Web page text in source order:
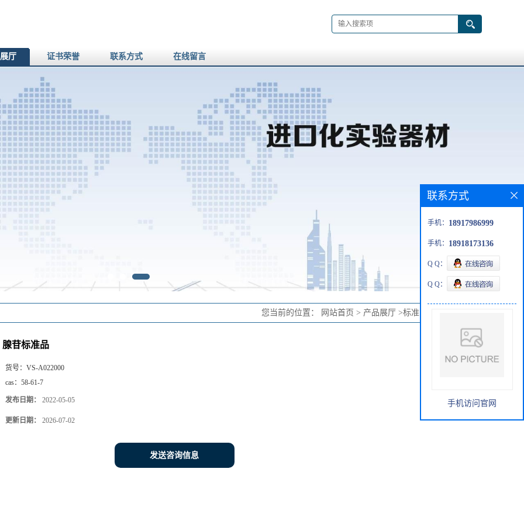
厅 证书荣誉 联系方式 在线留言
您当前的位置： 网站首页 > 产品展厅 >标准品
腺苷标准品
货号： VS-A022000
cas： 58-61-7
发布日期： 2022-05-05
更新日期： 2026-07-02
发送咨询信息
联系方式
手机： 18917986999
手机： 18918173136
Q Q：
Q Q：
手机访问官网